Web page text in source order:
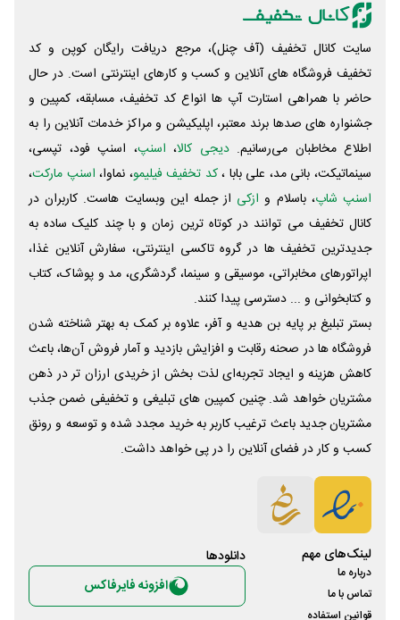
سایت کانال تخفیف (آف چنل)، مرجع دریافت رایگان کوپن و کد
تخفیف فروشگاه های آنلاین و کسب و‌ کارهای اینترنتی است. در حال
حاضر با همراهی استارت آپ ها انواع کد تخفیف، مسابقه، کمپین و
جشنواره های صدها برند معتبر، اپلیکیشن و مراکز خدمات آنلاین را به
اطلاع مخاطبان می‌رسانیم. دیجی کالا، اسنپ، اسنپ فود، تپسی،
سینماتیکت، بانی مد، علی‌ بابا ،کد تخفیف فیلیمو، نماوا، اسنپ مارکت،
اسنپ شاپ، باسلام و ازکی از جمله این وبسایت ‌هاست. کاربران در
کانال تخفیف می توانند در کوتاه ترین زمان و با چند کلیک ساده به
جدیدترین تخفیف ها در گروه تاکسی اینترنتی، سفارش آنلاین غذا،
اپراتورهای مخابراتی، موسیقی و سینما، گردشگری، مد و پوشاک، کتاب
و کتابخوانی و ... دسترسی پیدا کنند.
بستر تبلیغ بر پایه بن هدیه و آفر، علاوه بر کمک به بهتر شناخته شدن
فروشگاه ها در صحنه رقابت و افزایش بازدید و آمار فروش آن‌ها، باعث
کاهش هزینه و ایجاد تجربه‌ای لذت بخش از خریدی ارزان تر در ذهن
مشتریان خواهد شد. چنین کمپین های تبلیغی و تخفیفی ضمن جذب
مشتریان جدید باعث ترغیب کاربر به خرید مجدد شده و توسعه و رونق
کسب و کار در فضای آنلاین را در پی خواهد داشت.
لینک‌های مهم
درباره ما
تماس با ما
قوانین استفاده
دانلود‌ها
افزونه فایرفاکس